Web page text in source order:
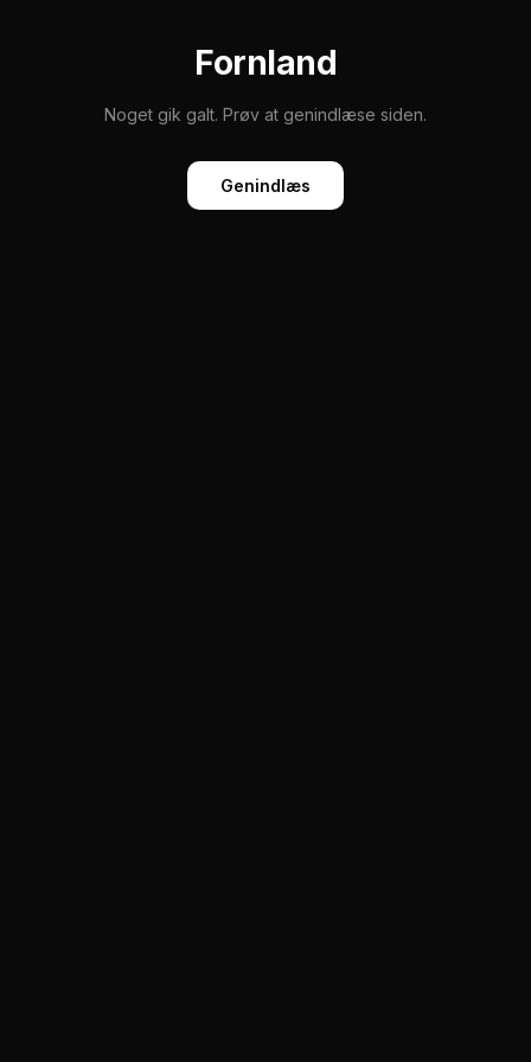
Fornland
Noget gik galt. Prøv at genindlæse siden.
Genindlæs